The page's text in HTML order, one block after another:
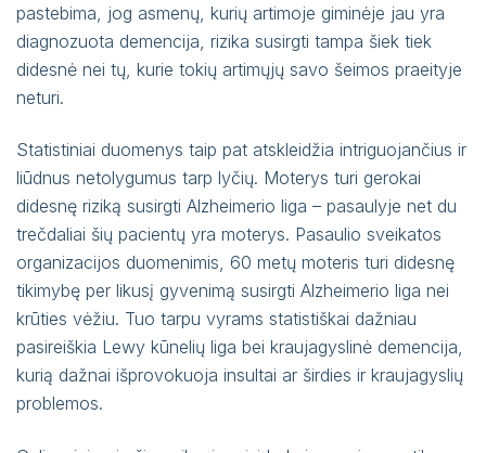
pastebima, jog asmenų, kurių artimoje giminėje jau yra
diagnozuota demencija, rizika susirgti tampa šiek tiek
didesnė nei tų, kurie tokių artimųjų savo šeimos praeityje
neturi.
Statistiniai duomenys taip pat atskleidžia intriguojančius ir
liūdnus netolygumus tarp lyčių. Moterys turi gerokai
didesnę riziką susirgti Alzheimerio liga – pasaulyje net du
trečdaliai šių pacientų yra moterys. Pasaulio sveikatos
organizacijos duomenimis, 60 metų moteris turi didesnę
tikimybę per likusį gyvenimą susirgti Alzheimerio liga nei
krūties vėžiu. Tuo tarpu vyrams statistiškai dažniau
pasireiškia Lewy kūnelių liga bei kraujagyslinė demencija,
kurią dažnai išprovokuoja insultai ar širdies ir kraujagyslių
problemos.